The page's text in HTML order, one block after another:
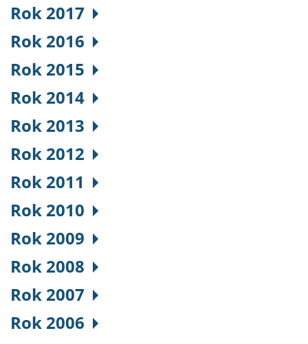
Rok 2017
Rok 2016
Rok 2015
Rok 2014
Rok 2013
Rok 2012
Rok 2011
Rok 2010
Rok 2009
Rok 2008
Rok 2007
Rok 2006